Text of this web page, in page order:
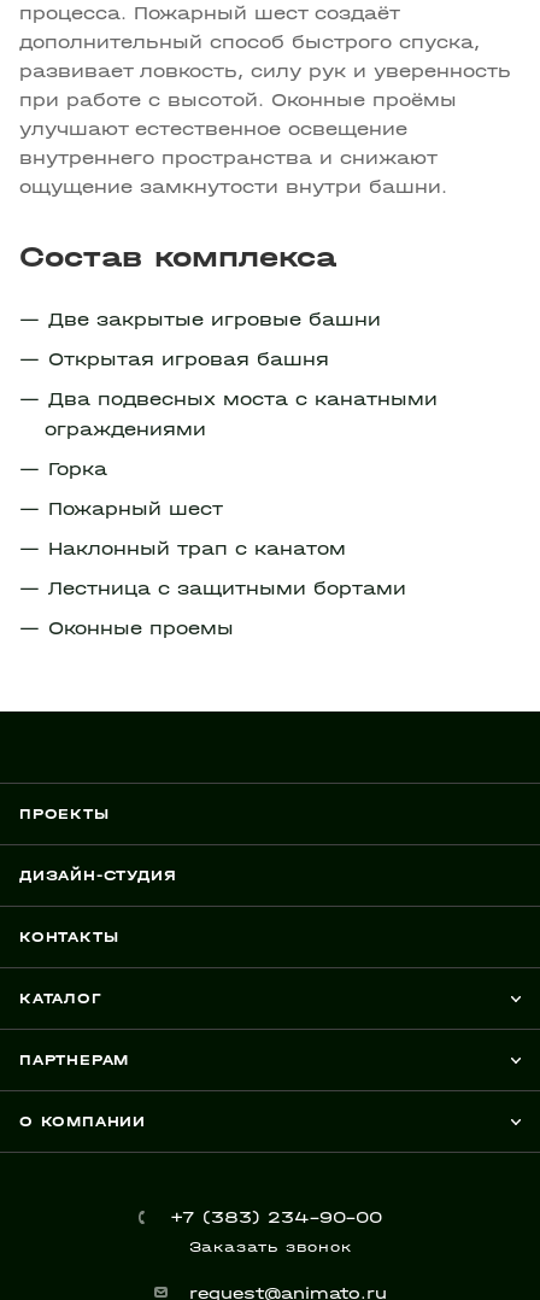
процесса. Пожарный шест создаёт
дополнительный способ быстрого спуска,
развивает ловкость, силу рук и уверенность
при работе с высотой. Оконные проёмы
улучшают естественное освещение
внутреннего пространства и снижают
ощущение замкнутости внутри башни.
Состав комплекса
Две закрытые игровые башни
Открытая игровая башня
Два подвесных моста с канатными
ограждениями
Горка
Пожарный шест
Наклонный трап с канатом
Лестница с защитными бортами
Оконные проемы
ПРОЕКТЫ
ДИЗАЙН-СТУДИЯ
КОНТАКТЫ
КАТАЛОГ
ПАРТНЕРАМ
О КОМПАНИИ
+7 (383) 234-90-00
Заказать звонок
request@animato.ru